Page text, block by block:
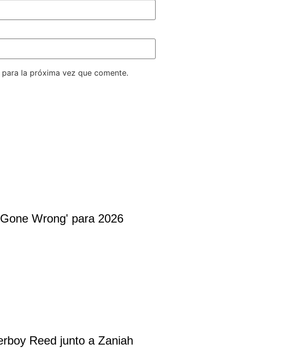
la próxima vez que comente.
Wrong' para 2026
Reed junto a Zaniah